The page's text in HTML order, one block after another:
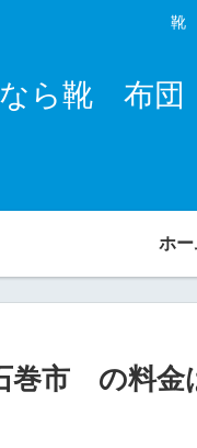
靴
なら靴 布
ホー
巻市 の料金